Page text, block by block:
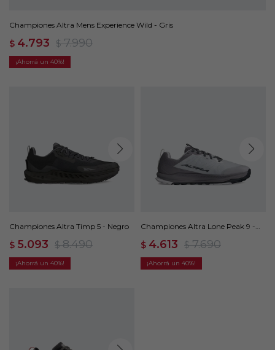
Championes Altra Mens Experience Wild - Gris
$ 4.793 $ 7.990
40
Championes Altra Timp 5 - Negro
$ 5.093 $ 8.490
40
Championes Altra Lone Peak 9 -
$ 4.613 $ 7.690
40